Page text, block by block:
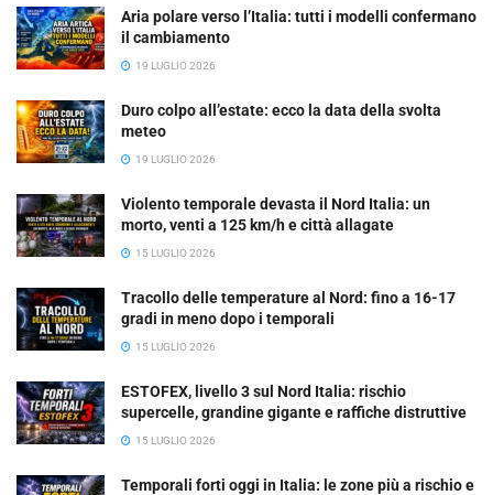
Aria polare verso l’Italia: tutti i modelli confermano
il cambiamento
19 LUGLIO 2026
Duro colpo all’estate: ecco la data della svolta
meteo
19 LUGLIO 2026
Violento temporale devasta il Nord Italia: un
morto, venti a 125 km/h e città allagate
15 LUGLIO 2026
Tracollo delle temperature al Nord: fino a 16-17
gradi in meno dopo i temporali
15 LUGLIO 2026
ESTOFEX, livello 3 sul Nord Italia: rischio
supercelle, grandine gigante e raffiche distruttive
15 LUGLIO 2026
Temporali forti oggi in Italia: le zone più a rischio e